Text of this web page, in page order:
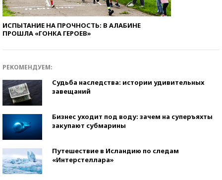
ИСПЫТАНИЕ НА ПРОЧНОСТЬ: В АЛАБИНЕ
ПРОШЛА «ГОНКА ГЕРОЕВ»
РЕКОМЕНДУЕМ:
Судьба наследства: истории удивительных
завещаний
Бизнес уходит под воду: зачем на суперъяхты
закупают субмарины
Путешествие в Исландию по следам
«Интерстеллара»